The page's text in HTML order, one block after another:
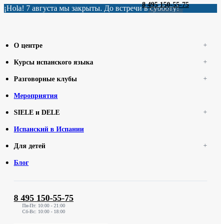
¡Hola! 7 августа мы закрыты. До встречи в субботу!
8 495 150-55-75
Перезвоните мне
О центре
Курсы испанского языка
Разговорные клубы
Мероприятия
SIELE и DELE
Испанский в Испании
Для детей
Блог
8 495 150-55-75
Пн-Пт: 10:00 - 21:00
Сб-Вс: 10:00 - 18:00